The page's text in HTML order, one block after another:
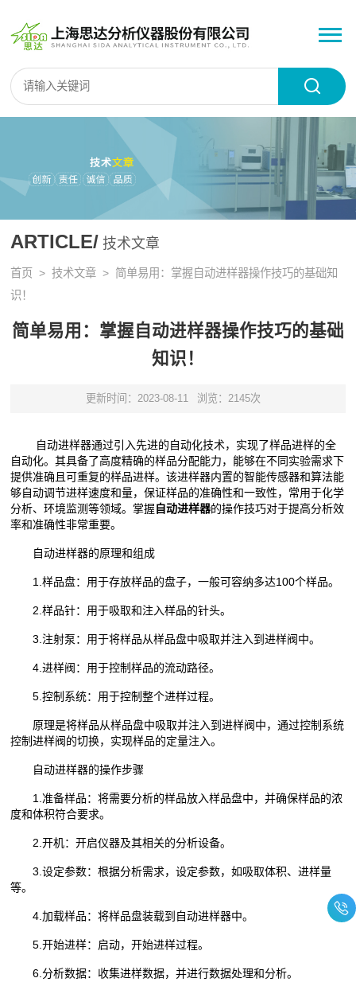
ARTICLE/ 技术文章
首页 >技术文章 > 简单易用：掌握自动进样器操作技巧的基础知
识！
简单易用：掌握自动进样器操作技巧的基础
知识！
更新时间：2023-08-11 浏览：2145次
自动进样器通过引入先进的自动化技术，实现了样品进样的全
自动化。其具备了高度精确的样品分配能力，能够在不同实验需求下
提供准确且可重复的样品进样。该进样器内置的智能传感器和算法能
够自动调节进样速度和量，保证样品的准确性和一致性，常用于化学
分析、环境监测等领域。掌握自动进样器的操作技巧对于提高分析效
率和准确性非常重要。
自动进样器的原理和组成
1.样品盘：用于存放样品的盘子，一般可容纳多达100个样品。
2.样品针：用于吸取和注入样品的针头。
3.注射泵：用于将样品从样品盘中吸取并注入到进样阀中。
4.进样阀：用于控制样品的流动路径。
5.控制系统：用于控制整个进样过程。
原理是将样品从样品盘中吸取并注入到进样阀中，通过控制系统
控制进样阀的切换，实现样品的定量注入。
自动进样器的操作步骤
1.准备样品：将需要分析的样品放入样品盘中，并确保样品的浓
度和体积符合要求。
2.开机：开启仪器及其相关的分析设备。
3.设定参数：根据分析需求，设定参数，如吸取体积、进样量
等。
4.加载样品：将样品盘装载到自动进样器中。
5.开始进样：启动，开始进样过程。
6.分析数据：收集进样数据，并进行数据处理和分析。